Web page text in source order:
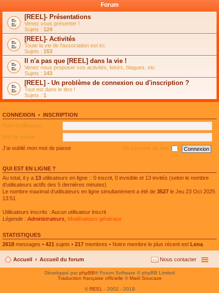
s
s
a
g
e
n
o
n
l
u
l
e
p
l
u
s
é
c
e
n
t
l
e
m
e
s
s
a
g
e
n
o
n
l
u
l
e
l
u
s
é
e
l
t
e
r
l
e
m
e
s
s
a
g
e
n
o
n
u
l
e
l
s
e
n
t
Forum
[REEL]- Présentations
Venez vous présenter !
Sujets : 124
[REEL]- Activités
Toute la vie de l'association est ici.
Sujets : 153
Il n'a pas que [REEL] dans la vie !
Venez nous proposer vos activités, loisirs, blagues, etc.
Sujets : 143
[REEL] - Un problème de connexion ou d'inscription ?
Tout est dans le titre !
Sujets : 1
CONNEXION • INSCRIPTION
Nom d’utilisateur :
Mot de passe :
J’ai oublié mon mot de passe
Se souvenir de moi
QUI EST EN LIGNE ?
Au total, il y a 13 utilisateurs en ligne :: 0 inscrit, 0 invisible et 13 invités (selon le nombre
d’utilisateurs actifs des 5 dernières minutes)
Le nombre maximal d’utilisateurs en ligne simultanément a été de 3527 le Jeu 23 Oct 2025
13:51
Utilisateurs inscrits : Aucun utilisateur inscrit
Légende : Administrateurs Modérateurs généraux
STATISTIQUES
2618 messages • 421 sujets • 217 membres • Notre membre le plus récent est Lena
Accueil Accueil du forum Nous contacter
Développé parphpBB® Forum Software © phpBB Limited
Traduction française officielle © Maël Soucaze
© REEL - 2002 - 2019